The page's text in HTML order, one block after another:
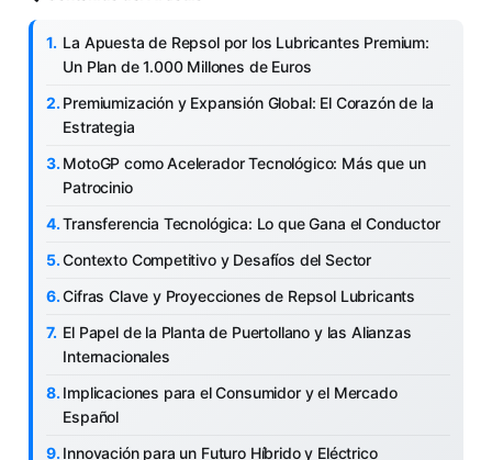
La Apuesta de Repsol por los Lubricantes Premium:
Un Plan de 1.000 Millones de Euros
Premiumización y Expansión Global: El Corazón de la
Estrategia
MotoGP como Acelerador Tecnológico: Más que un
Patrocinio
Transferencia Tecnológica: Lo que Gana el Conductor
Contexto Competitivo y Desafíos del Sector
Cifras Clave y Proyecciones de Repsol Lubricants
El Papel de la Planta de Puertollano y las Alianzas
Internacionales
Implicaciones para el Consumidor y el Mercado
Español
Innovación para un Futuro Híbrido y Eléctrico